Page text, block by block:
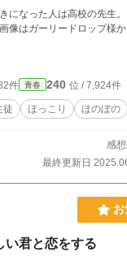
になった人は高校の先生。
像はガーリードロップ様
件 青春 240 位 / 7,924件
徒 ほっこり ほのぼの
感
最終更新日
い君と恋をする